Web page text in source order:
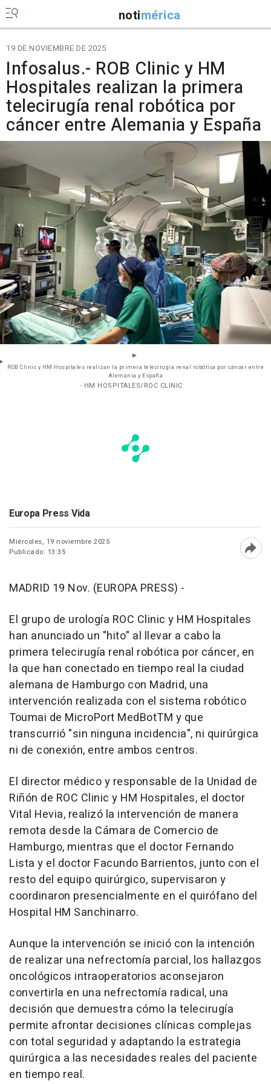
notimérica
19 DE NOVIEMBRE DE 2025
Infosalus.- ROB Clinic y HM
Hospitales realizan la primera
telecirugía renal robótica por
cáncer entre Alemania y España
ROB Clinic y HM Hospitales realizan la primera telecirugía renal robótica por cáncer entre
Alemania y España
- HM HOSPITALES/ROC CLINIC
Europa Press Vida
Miércoles, 19 noviembre 2025
Publicado: 13:35
MADRID 19 Nov. (EUROPA PRESS) -
El grupo de urología ROC Clinic y HM Hospitales
han anunciado un "hito" al llevar a cabo la
primera telecirugía renal robótica por cáncer, en
la que han conectado en tiempo real la ciudad
alemana de Hamburgo con Madrid, una
intervención realizada con el sistema robótico
Toumai de MicroPort MedBotTM y que
transcurrió "sin ninguna incidencia", ni quirúrgica
ni de conexión, entre ambos centros.
El director médico y responsable de la Unidad de
Riñón de ROC Clinic y HM Hospitales, el doctor
Vital Hevia, realizó la intervención de manera
remota desde la Cámara de Comercio de
Hamburgo, mientras que el doctor Fernando
Lista y el doctor Facundo Barrientos, junto con el
resto del equipo quirúrgico, supervisaron y
coordinaron presencialmente en el quirófano del
Hospital HM Sanchinarro.
Aunque la intervención se inició con la intención
de realizar una nefrectomía parcial, los hallazgos
oncológicos intraoperatorios aconsejaron
convertirla en una nefrectomía radical, una
decisión que demuestra cómo la telecirugía
permite afrontar decisiones clínicas complejas
con total seguridad y adaptando la estrategia
quirúrgica a las necesidades reales del paciente
en tiempo real.